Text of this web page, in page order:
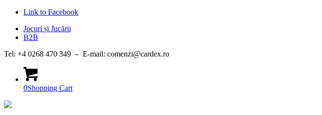
Link to Facebook
Jocuri și Jucării
B2B
Tel: +4 0268 470 349 – E-mail: comenzi@cardex.ro
0Shopping Cart